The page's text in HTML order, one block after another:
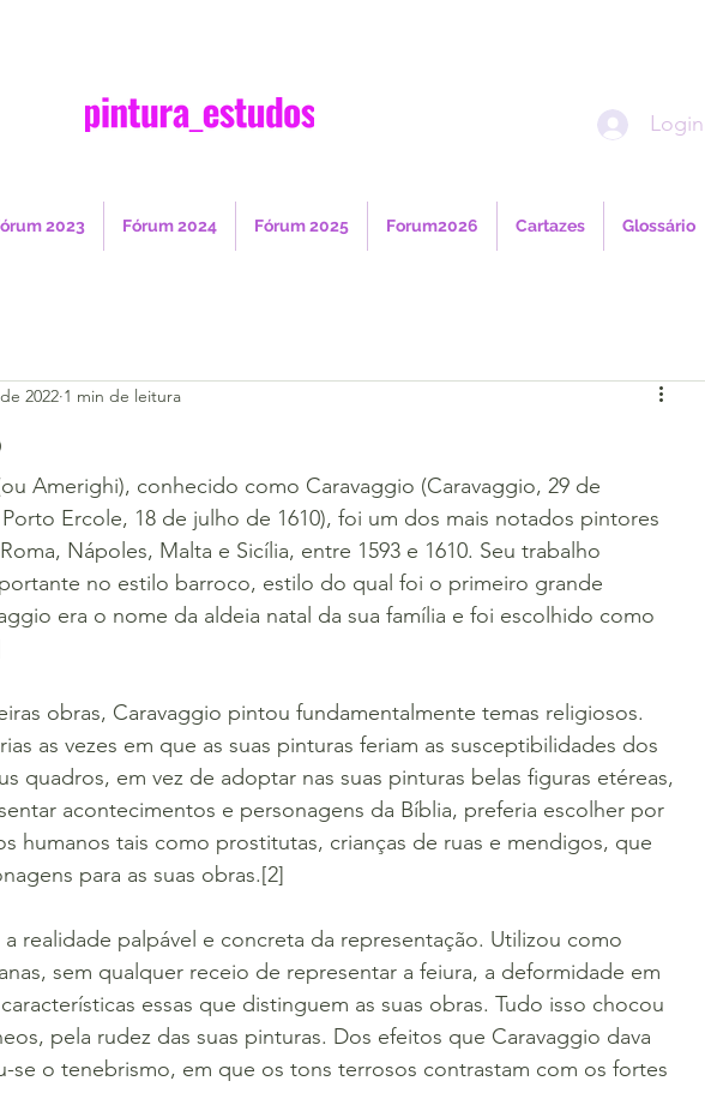
Login
2023 Fórum 2024 Fórum 2025 Forum2026 Cartazes Glossário
2022 1 min de leitura
Amerighi), conhecido como Caravaggio (Caravaggio, 29 de
Ercole, 18 de julho de 1610), foi um dos mais notados pintores
Nápoles, Malta e Sicília, entre 1593 e 1610. Seu trabalho
no estilo barroco, estilo do qual foi o primeiro grande
era o nome da aldeia natal da sua família e foi escolhido como
obras, Caravaggio pintou fundamentalmente temas religiosos.
as vezes em que as suas pinturas feriam as susceptibilidades dos
quadros, em vez de adoptar nas suas pinturas belas figuras etéreas,
acontecimentos e personagens da Bíblia, preferia escolher por
humanos tais como prostitutas, crianças de ruas e mendigos, que
para as suas obras.[2]
realidade palpável e concreta da representação. Utilizou como
sem qualquer receio de representar a feiura, a deformidade em
essas que distinguem as suas obras. Tudo isso chocou
pela rudez das suas pinturas. Dos efeitos que Caravaggio dava
se o tenebrismo, em que os tons terrosos contrastam com os fortes